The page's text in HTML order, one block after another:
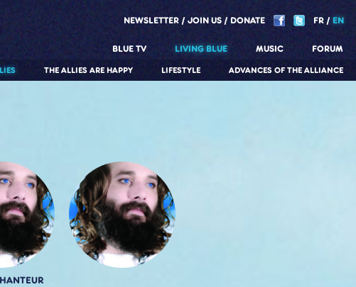
NEWSLETTER JOIN US DONATE FR EN
BLUE TV LIVING BLUE
ADVANCES OF THE ALLIANCE
LIFESTYLE
THE ALLIES ARE HAPPY
MUSIC FORUM